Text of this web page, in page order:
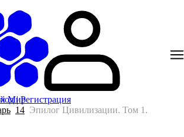
Мир
|Регистрация
14 Эпилог Цивилизации. Том 1.